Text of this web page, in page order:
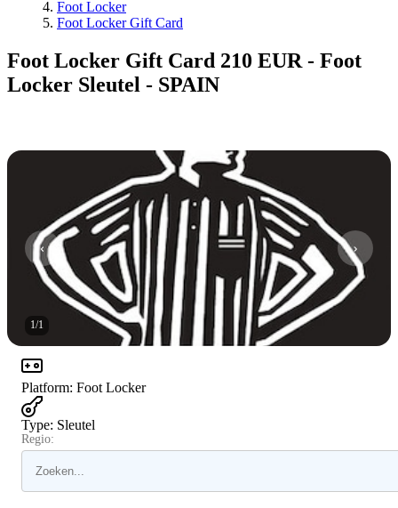
Foot Locker
Foot Locker Gift Card
Foot Locker Gift Card 210 EUR - Foot
Locker Sleutel - SPAIN
1/1
Platform: Foot Locker
Type: Sleutel
Regio: